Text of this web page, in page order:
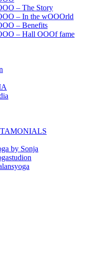
– The Story
– In the wOOOrld
– Benefits
– Hall OOOf fame
by Sonja